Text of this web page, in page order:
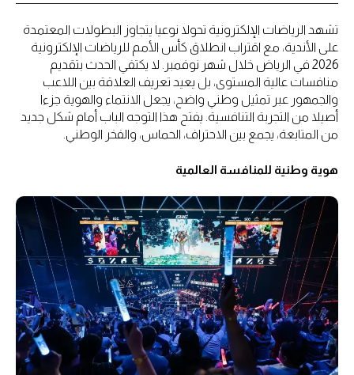
تشهد الرياضات الإلكترونية تحولا نوعيا يتجاوز البطولات المعتمدة
على الأندية، مع اقتراب انطلاق كأس الأمم للرياضات الإلكترونية
2026 في الرياض خلال شهر نوفمبر. لا يكتفي الحدث بتقديم
منافسات عالية المستوى، بل يعيد تعريف العلاقة بين اللاعب
والجمهور عبر تمثيل وطني واضح، يجعل الانتماء والهوية جزءا
أصيلا من التجربة التنافسية. يفتح هذا التوجه الباب أمام شكل جديد
من المتابعة، يجمع بين الاحتراف، الحماس، والفخر الوطني.
هوية وطنية للمنافسة العالمية